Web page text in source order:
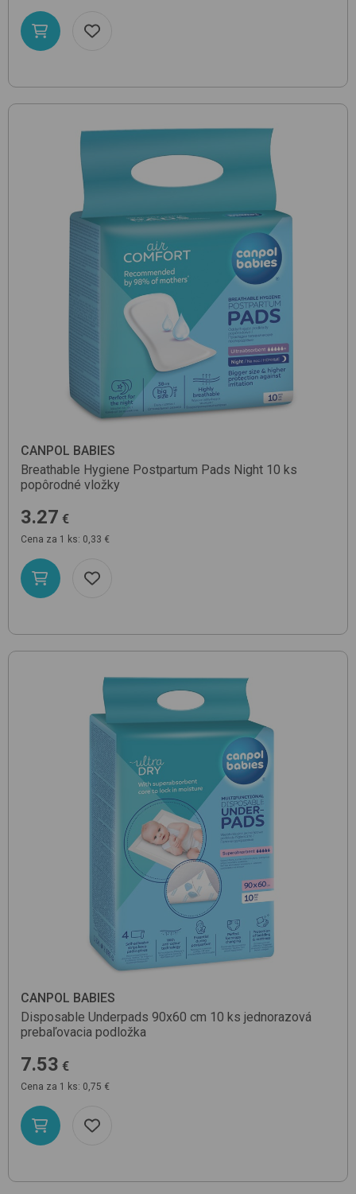
CANPOL BABIES
Breathable Hygiene Postpartum Pads Night 10 ks
popôrodné vložky
3.27 €
Cena za 1 ks: 0,33 €
CANPOL BABIES
Disposable Underpads 90x60 cm 10 ks jednorazová
prebaľovacia podložka
7.53 €
Cena za 1 ks: 0,75 €